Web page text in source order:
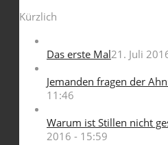
Kürzlich
Das erste Mal21. Juli
Jemanden fragen der
11:46
Warum ist Stillen nicht
2016 - 15:59